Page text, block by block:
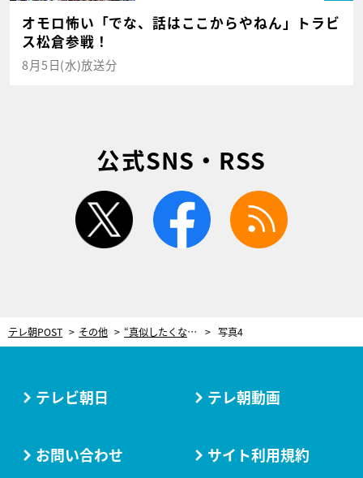
オモロ怖い「でな、話はここからやねん」トラビ
ス松倉参戦！
8月5日(水)放送分
公式SNS・RSS
twitter facebook
テレ朝POST その他 “真似したくなるチークの使い方”を伝授！チークの役割は「血色を与えること」 写真4
テレビ朝日 テレ朝動画
お問い合わせ サイト利用規約